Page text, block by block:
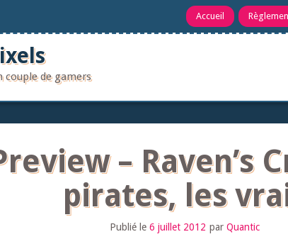
Accueil
couple de gamers
– Raven’s
pirates, les
Publié le 6 juillet 2012 par Quantic